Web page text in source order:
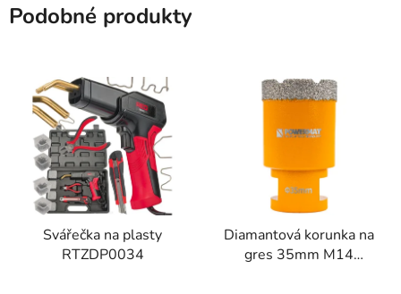
Podobné produkty
Svářečka na plasty
RTZDP0034
Diamantová korunka na
gres 35mm M14